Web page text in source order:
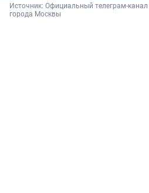
Источник: Официальный телеграм-
города Москвы